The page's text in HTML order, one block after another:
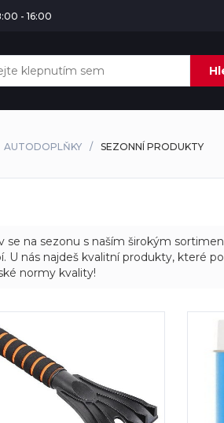
- 16:00
AUTODOPLŇKY SEZONNÍ PRODUKTY
se na sezonu s naším širokým
U nás najdeš kvalitní produkty, které
normy kvality!